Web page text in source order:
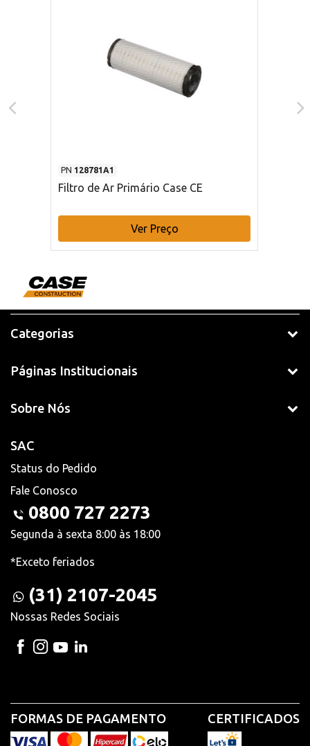
PN 128781A1
Filtro de Ar Primário Case CE
Ver Preço
Categorias
Páginas Institucionais
Sobre Nós
SAC
Status do Pedido
Fale Conosco
0800 727 2273
Segunda à sexta 8:00 às 18:00
*Exceto feriados
(31) 2107-2045
Nossas Redes Sociais
FORMAS DE PAGAMENTO CERTIFICADOS